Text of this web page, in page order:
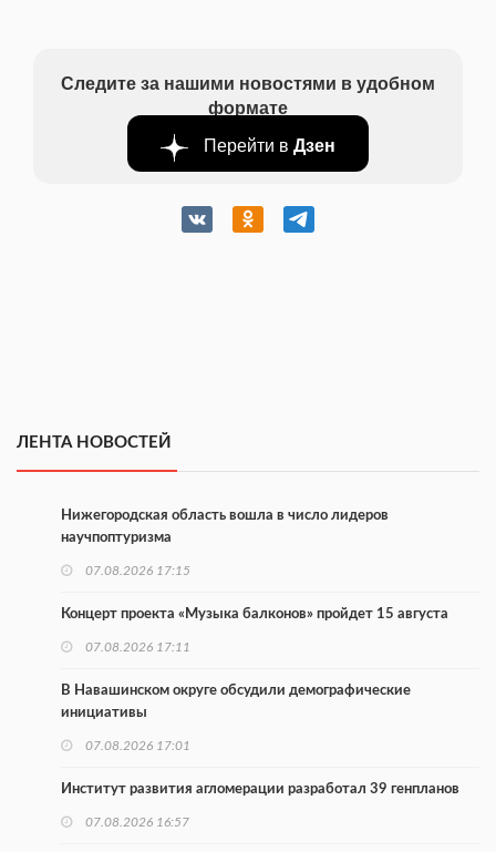
Следите за нашими новостями в удобном
формате
Перейти в Дзен
ЛЕНТА НОВОСТЕЙ
Нижегородская область вошла в число лидеров
научпоптуризма
07.08.2026 17:15
Концерт проекта «Музыка балконов» пройдет 15 августа
07.08.2026 17:11
В Навашинском округе обсудили демографические
инициативы
07.08.2026 17:01
Институт развития агломерации разработал 39 генпланов
07.08.2026 16:57